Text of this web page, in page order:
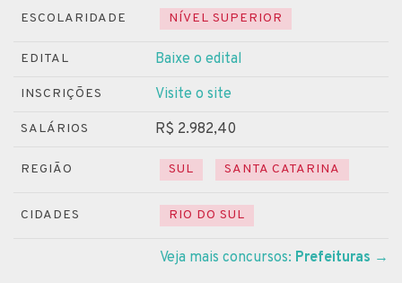
ESCOLARIDADE NÍVEL SUPERIOR
EDITAL Baixe o edital
INSCRIÇÕES Visite o site
SALÁRIOS R$ 2.982,40
REGIÃO SUL SANTA CATARINA
CIDADES RIO DO SUL
Veja mais concursos: Prefeituras →